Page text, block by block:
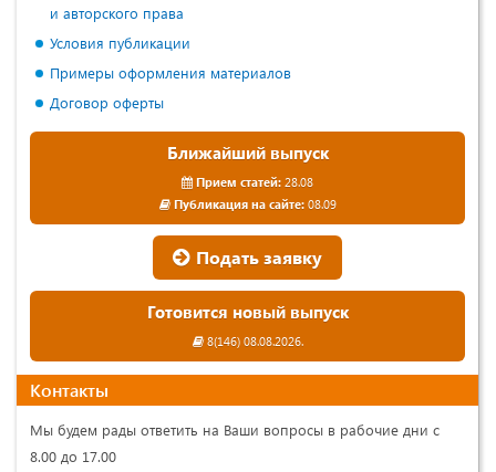
и авторского права
Условия публикации
Примеры оформления материалов
Договор оферты
Ближайший выпуск
Прием статей: 28.08
Публикация на сайте:08.09
Подать заявку
Готовится новый выпуск
8(146) 08.08.2026.
Контакты
Мы будем рады ответить на Ваши вопросы в рабочие дни с
8.00 до 17.00